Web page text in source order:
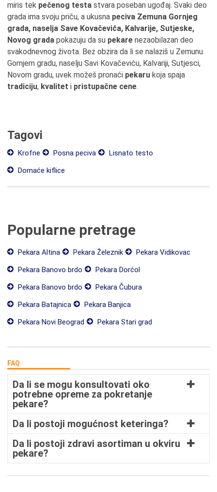
miris tek pečenog testa stvara poseban ugođaj. Svaki deo
grada ima svoju priču, a ukusna peciva Zemuna Gornjeg
grada, naselja Save Kovačevića, Kalvarije, Sutjeske,
Novog grada pokazuju da su pekare nezaobilazan deo
svakodnevnog života. Bez obzira da li se nalaziš u Zemunu
Gornjem gradu, naselju Savi Kovačeviću, Kalvariji, Sutjesci,
Novom gradu, uvek možeš pronaći pekaru koja spaja
tradiciju, kvalitet i pristupačne cene.
Tagovi
Krofne Posna peciva
Lisnato testo
Domaće kiflice
Popularne pretrage
Pekara Altina Pekara Železnik
Pekara Vidikovac
Pekara Banovo brdo
Pekara Dorćol
Pekara Banovo brdo
Pekara Čubura
Pekara Batajnica
Pekara Banjica
Pekara Novi Beograd
Pekara Stari grad
FAQ
Da li se mogu konsultovati oko
potrebne opreme za pokretanje
pekare?
Da li postoji mogućnost keteringa?
Da li postoji zdravi asortiman u okviru
pekare?